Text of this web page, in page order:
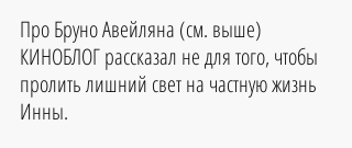
Про Бруно Авейляна (см. выше)
КИНОБЛОГ рассказал не для того, чтобы
пролить лишний свет на частную жизнь
Инны.